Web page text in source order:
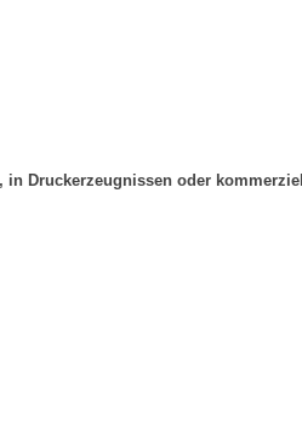
in Druckerzeugnissen oder kommerziell